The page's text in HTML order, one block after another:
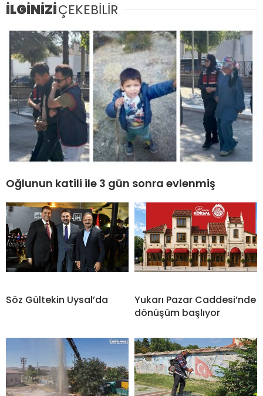
İLGİNİZİÇEKEBİLİR
Oğlunun katili ile 3 gün sonra evlenmiş
Söz Gültekin Uysal’da
Yukarı Pazar Caddesi’nde
dönüşüm başlıyor